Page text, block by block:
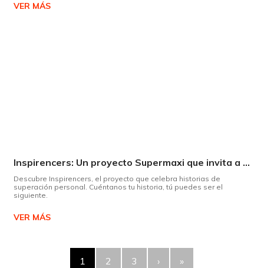
VER MÁS
Inspirencers: Un proyecto Supermaxi que invita a ser parte del cambio.
Descubre Inspirencers, el proyecto que celebra historias de
superación personal. Cuéntanos tu historia, tú puedes ser el
siguiente.
VER MÁS
1 2 3 › »